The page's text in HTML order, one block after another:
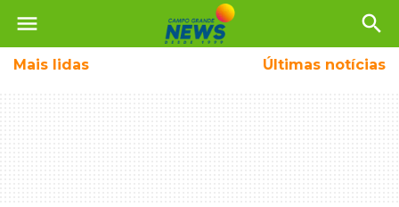
menu search
Mais lidas Últimas notícias